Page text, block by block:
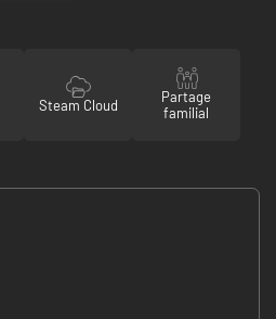
Steam Cloud
Partage
familial